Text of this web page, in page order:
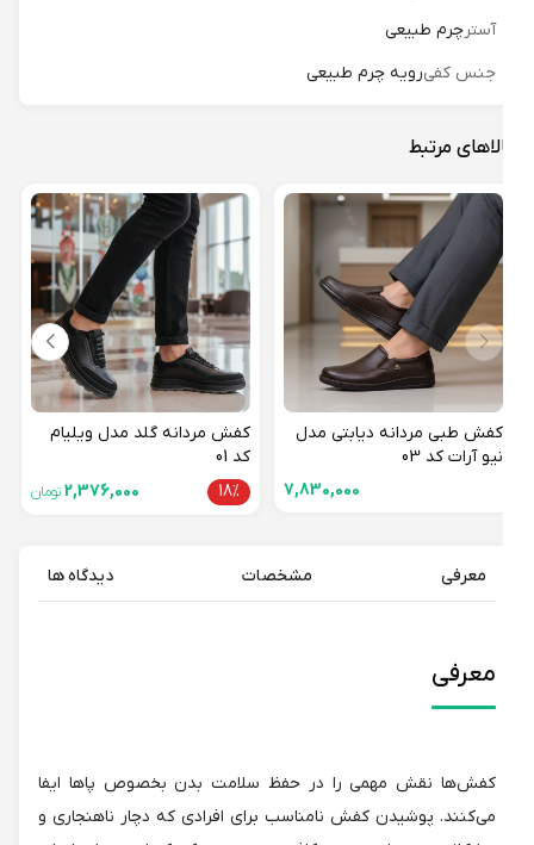
آسترچرم طبیعی
جنس کفی رویه چرم طبیعی
مرتبط
کفش طبی مردانه دیابتی مدل
نیو آرات کد 03
7,830,000
کفش مردانه گلد مدل ویلیام
18%
2,376,000تومان
معرفی مشخصات دیدگاه ها
معرفی
کفش‌ها نقش مهمی را در حفظ سلامت بدن بخصوص پاها ایفا
می‌کنند. پوشیدن کفش نامناسب برای افرادی که دچار ناهنجاری و